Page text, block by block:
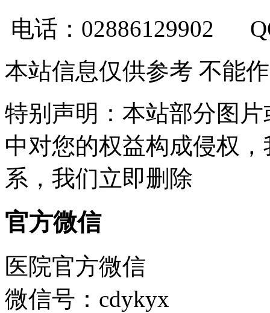
电话：02886129902
本站信息仅供参考 不能
特别声明：本站部分图
中对您的权益构成侵权
系，我们立即删除
官方微信
医院官方微信
微信号：cdykyx